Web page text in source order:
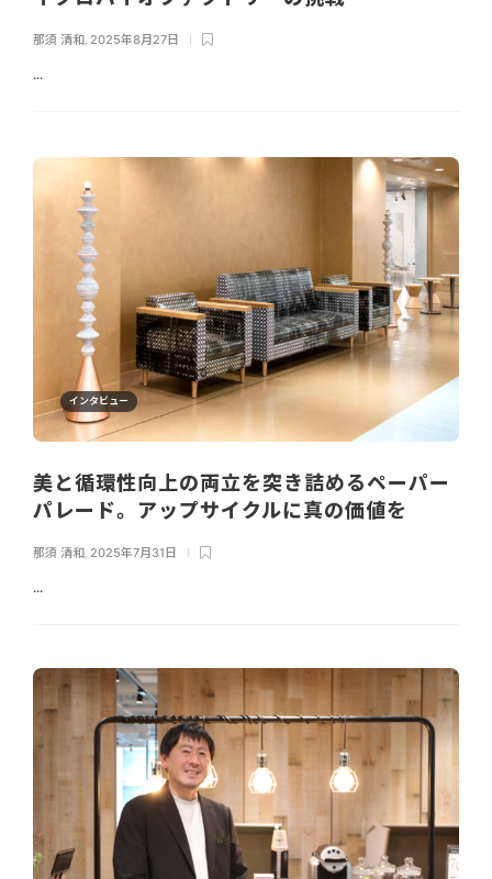
那須 清和, 2025年8月27日
...
インタビュー
美と循環性向上の両立を突き詰めるペーパー
パレード。アップサイクルに真の価値を
那須 清和 2025年7月31日
...